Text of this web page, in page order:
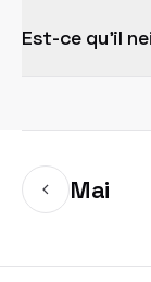
Est-ce qu'il
Mai